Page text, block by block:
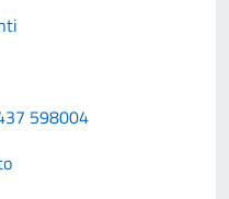
598004